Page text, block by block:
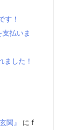
す！
払いま
ました！
関』 に f